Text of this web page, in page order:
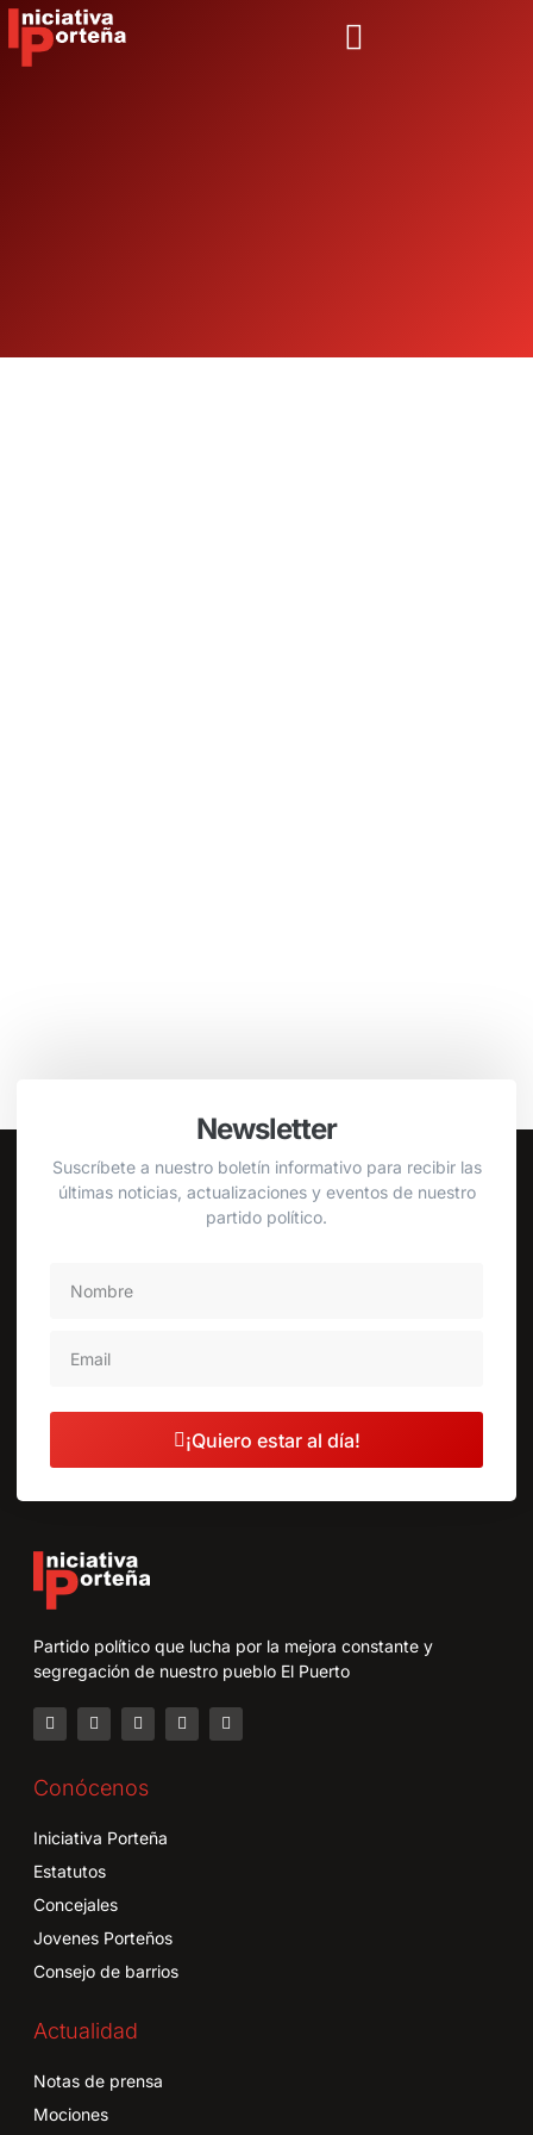
Newsletter
Suscríbete a nuestro boletín informativo para recibir las
últimas noticias, actualizaciones y eventos de nuestro
partido político.
¡Quiero estar al día!
Partido político que lucha por la mejora constante y
segregación de nuestro pueblo El Puerto
Conócenos
Iniciativa Porteña
Estatutos
Concejales
Jovenes Porteños
Consejo de barrios
Actualidad
Notas de prensa
Mociones